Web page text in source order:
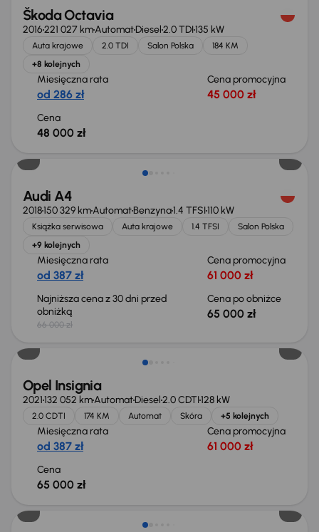
Škoda Octavia
2016221 027 kmAutomatDiesel2.0 TDI135 kW
Auta krajowe 2.0 TDI Salon Polska
184 KM
+8 kolejnych
Miesięczna rata
od 286 zł
Cena promocyjna
45 000 zł
Cena
48 000 zł
Taniej o 1 000 zł
Audi A4
2018150 329 kmAutomatBenzyna1.4 TFSI110 kW
Książka serwisowa Auta krajowe 1.4 TFSI
Salon Polska
+9 kolejnych
Miesięczna rata
od 387 zł
Cena promocyjna
61 000 zł
Najniższa cena z 30 dni przed
obniżką
66 000 zł
Cena po obniżce
65 000 zł
Opel Insignia
2021132 052 kmAutomatDiesel2.0 CDTI128 kW
2.0 CDTI 174 KM Automat Skóra +5 kolejnych
Miesięczna rata
od 387 zł
Cena promocyjna
61 000 zł
Cena
65 000 zł
Taniej o 1 000 zł